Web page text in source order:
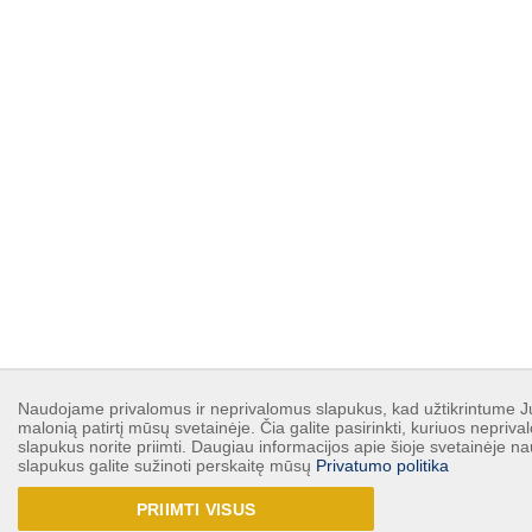
Naudojame privalomus ir neprivalomus slapukus, kad užtikrintume
malonią patirtį mūsų svetainėje. Čia galite pasirinkti, kuriuos
slapukus norite priimti. Daugiau informacijos apie šioje svetainėje
slapukus galite sužinoti perskaitę mūsų Privatumo politika
PRIIMTI VISUS